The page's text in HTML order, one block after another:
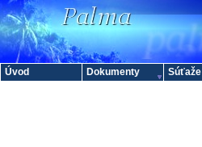
Úvod Dokumenty Súťaže